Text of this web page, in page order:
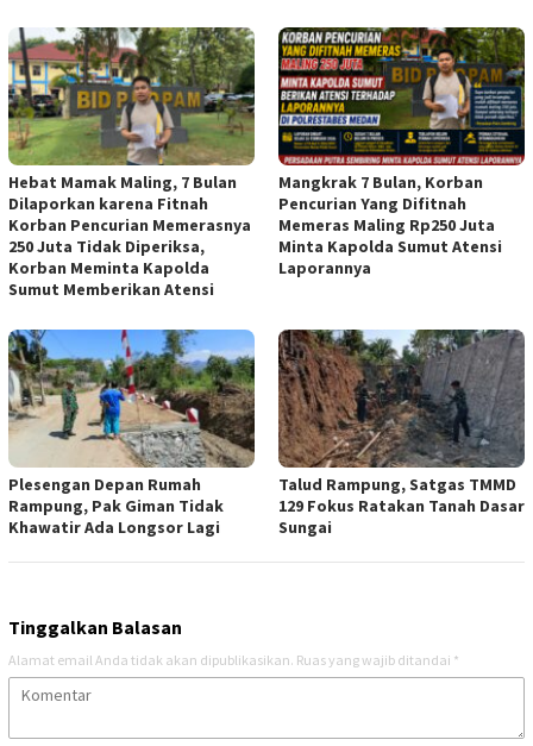
Hebat Mamak Maling, 7 Bulan
Dilaporkan karena Fitnah
Korban Pencurian Memerasnya
250 Juta Tidak Diperiksa,
Korban Meminta Kapolda
Sumut Memberikan Atensi
Mangkrak 7 Bulan, Korban
Pencurian Yang Difitnah
Memeras Maling Rp250 Juta
Minta Kapolda Sumut Atensi
Laporannya
Plesengan Depan Rumah
Rampung, Pak Giman Tidak
Khawatir Ada Longsor Lagi
Talud Rampung, Satgas TMMD
129 Fokus Ratakan Tanah Dasar
Sungai
Tinggalkan Balasan
Alamat email Anda tidak akan dipublikasikan. Ruas yang wajib ditandai *